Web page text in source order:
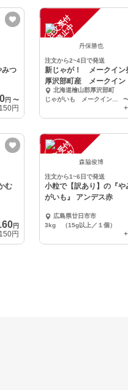
みつ
円〜
円
注
文
受
付
停
止
中
丹保勝也
注文から2~4日で発送
新じゃが！ メークイ
厚沢部町産 メークイ
玉 北海道檜山郡厚沢部町
む
円
円
注
文
受
付
停
止
中 森脇俊博
注文から1~6日で発送
小粒で【訳あり】の『や
がいも』 アンデス赤
広島県廿日市市
3kg （15g以上／１個）